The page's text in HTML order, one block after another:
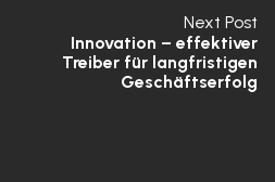
Next Post
Innovation – effektiver
Treiber für langfristigen
Geschäftserfolg